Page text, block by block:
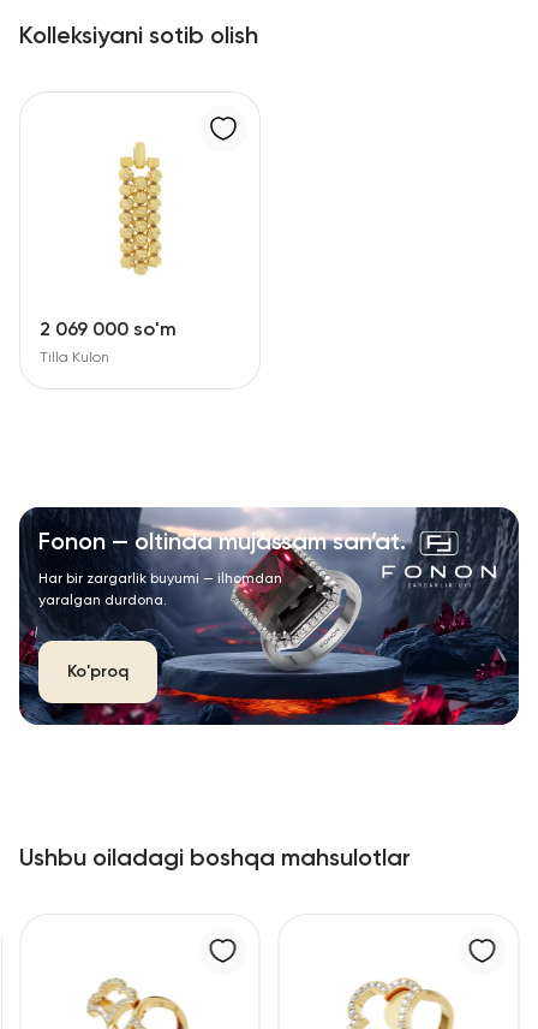
Kolleksiyani sotib olish
2 069 000 so'm
Tilla Kulon
Fonon — oltinda mujassam san’at.
Har bir zargarlik buyumi — ilhomdan
yaralgan durdona.
Ko'proq
Ushbu oiladagi boshqa mahsulotlar